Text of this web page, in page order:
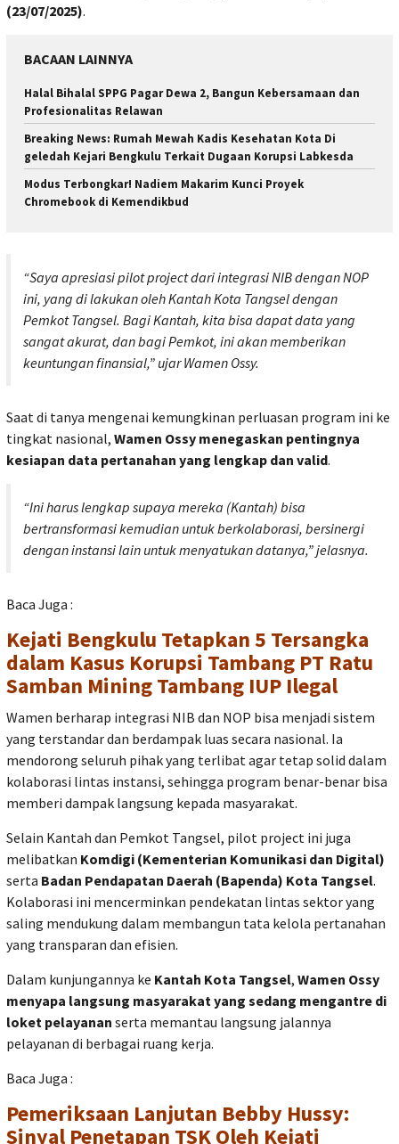
(23/07/2025).
BACAAN LAINNYA
Halal Bihalal SPPG Pagar Dewa 2, Bangun Kebersamaan dan
Profesionalitas Relawan
Breaking News: Rumah Mewah Kadis Kesehatan Kota Di
geledah Kejari Bengkulu Terkait Dugaan Korupsi Labkesda
Modus Terbongkar! Nadiem Makarim Kunci Proyek
Chromebook di Kemendikbud
“Saya apresiasi pilot project dari integrasi NIB dengan NOP
ini, yang di lakukan oleh Kantah Kota Tangsel dengan
Pemkot Tangsel. Bagi Kantah, kita bisa dapat data yang
sangat akurat, dan bagi Pemkot, ini akan memberikan
keuntungan finansial,” ujar Wamen Ossy.
Saat di tanya mengenai kemungkinan perluasan program ini ke
tingkat nasional, Wamen Ossy menegaskan pentingnya
kesiapan data pertanahan yang lengkap dan valid.
“Ini harus lengkap supaya mereka (Kantah) bisa
bertransformasi kemudian untuk berkolaborasi, bersinergi
dengan instansi lain untuk menyatukan datanya,” jelasnya.
Baca Juga :
Kejati Bengkulu Tetapkan 5 Tersangka
dalam Kasus Korupsi Tambang PT Ratu
Samban Mining Tambang IUP Ilegal
Wamen berharap integrasi NIB dan NOP bisa menjadi sistem
yang terstandar dan berdampak luas secara nasional. Ia
mendorong seluruh pihak yang terlibat agar tetap solid dalam
kolaborasi lintas instansi, sehingga program benar-benar bisa
memberi dampak langsung kepada masyarakat.
Selain Kantah dan Pemkot Tangsel, pilot project ini juga
melibatkan Komdigi (Kementerian Komunikasi dan Digital)
serta Badan Pendapatan Daerah (Bapenda) Kota Tangsel.
Kolaborasi ini mencerminkan pendekatan lintas sektor yang
saling mendukung dalam membangun tata kelola pertanahan
yang transparan dan efisien.
Dalam kunjungannya ke Kantah Kota Tangsel, Wamen Ossy
menyapa langsung masyarakat yang sedang mengantre di
loket pelayanan serta memantau langsung jalannya
pelayanan di berbagai ruang kerja.
Baca Juga :
Pemeriksaan Lanjutan Bebby Hussy:
Sinyal Penetapan TSK Oleh Kejati